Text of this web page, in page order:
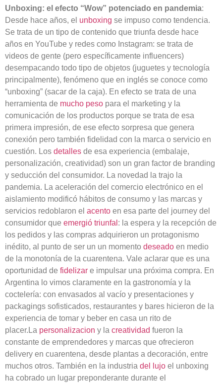
Unboxing: el efecto “Wow” potenciado en pandemia:
Desde hace años, el unboxing se impuso como tendencia.
Se trata de un tipo de contenido que triunfa desde hace
años en YouTube y redes como Instagram: se trata de
videos de gente (pero específicamente influencers)
desempacando todo tipo de objetos (juguetes y tecnología
principalmente), fenómeno que en inglés se conoce como
“unboxing” (sacar de la caja). En efecto se trata de una
herramienta de mucho peso para el marketing y la
comunicación de los productos porque se trata de esa
primera impresión, de ese efecto sorpresa que genera
conexión pero también fidelidad con la marca o servicio en
cuestión. Los detalles de esa experiencia (embalaje,
personalización, creatividad) son un gran factor de branding
y seducción del consumidor. La novedad la trajo la
pandemia. La aceleración del comercio electrónico en el
aislamiento modificó hábitos de consumo y las marcas y
servicios redoblaron el acento en esa parte del journey del
consumidor que emergió triunfal : la espera y la recepción de
los pedidos y las compras adquirieron un protagonismo
inédito, al punto de ser un un momento deseado en medio
de la monotonía de la cuarentena. Vale aclarar que es una
oportunidad de fidelizar e impulsar una próxima compra. En
Argentina lo vimos claramente en la gastronomía y la
coctelería: con envasados al vacío y presentaciones y
packagings sofisticados, restaurantes y bares hicieron de la
experiencia de tomar y beber en casa un rito de
placer.La personalizacion y la creatividad fueron la
constante de emprendedores y marcas que ofrecieron
delivery en cuarentena, desde plantas a decoración, entre
muchos otros. También en la industria del lujo el unboxing
ha cobrado un lugar preponderante durante el